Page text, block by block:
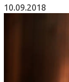
10.09.2018